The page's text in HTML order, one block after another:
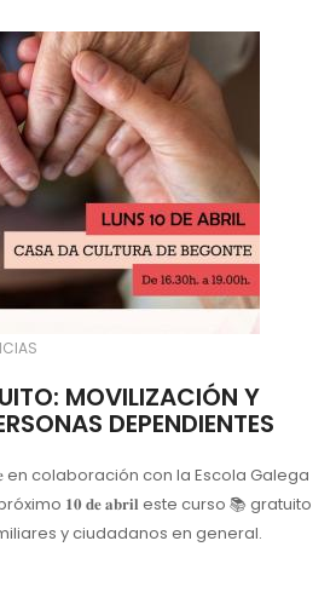
MOVILIZACIÓN Y
DEPENDIENTES
en colaboración con la Escola Galega
𝟏𝟎 𝐝𝐞 𝐚𝐛𝐫𝐢𝐥 este curso 📚 gratuito
y ciudadanos en general.